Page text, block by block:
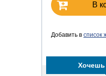
В
Добавить в список